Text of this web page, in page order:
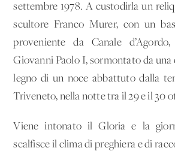
settembre 1978. A custodirla un
scultore Franco Murer, con un
proveniente da Canale
Giovanni Paolo I, sormontato da una
legno di un noce abbattuto dalla
Triveneto, nella notte tra il 29 e il 30
Viene intonato il Gloria e la
scalfisce il clima di preghiera e di